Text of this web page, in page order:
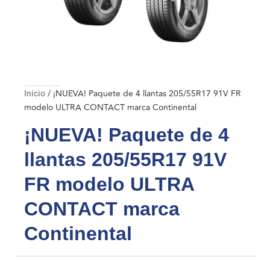
Inicio/ ¡NUEVA! Paquete de 4 llantas 205/55R17 91V FR
modelo ULTRA CONTACT marca Continental
¡NUEVA! Paquete de 4
llantas 205/55R17 91V
FR modelo ULTRA
CONTACT marca
Continental